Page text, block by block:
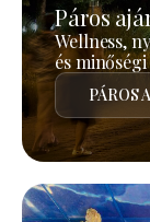
Páros
Wellness,
és
PÁROS